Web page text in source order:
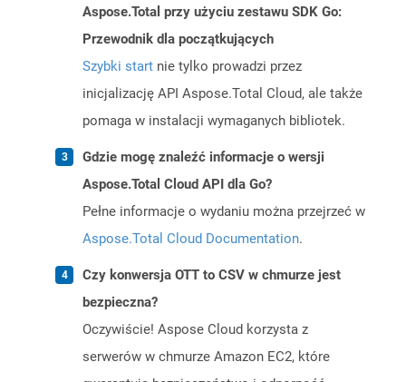
Aspose.Total przy użyciu zestawu SDK Go:
Przewodnik dla początkujących
Szybki start nie tylko prowadzi przez
inicjalizację API Aspose.Total Cloud, ale także
pomaga w instalacji wymaganych bibliotek.
Gdzie mogę znaleźć informacje o wersji
Aspose.Total Cloud API dla Go?
Pełne informacje o wydaniu można przejrzeć w
Aspose.Total Cloud Documentation.
Czy konwersja OTT to CSV w chmurze jest
bezpieczna?
Oczywiście! Aspose Cloud korzysta z
serwerów w chmurze Amazon EC2, które